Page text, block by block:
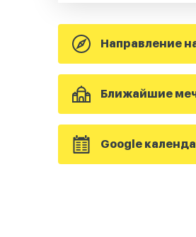
Направление
Ближайшие
Google